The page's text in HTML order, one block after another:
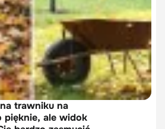
trawniku na
pięknie, ale widok